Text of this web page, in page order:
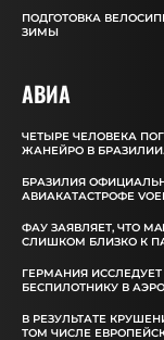
ПОДГОТОВКА
ЗИМЫ
АВИА
ЧЕТЫРЕ ЧЕЛОВЕКА
ЖАНЕЙРО В БРАЗИЛИИ.
БРАЗИЛИЯ
АВИАКАТАСТРОФЕ
ФАУ ЗАЯВЛЯЕТ, ЧТО
СЛИШКОМ БЛИЗКО К
ГЕРМАНИЯ
БЕСПИЛОТНИКУ В
В РЕЗУЛЬТАТЕ
ТОМ ЧИСЛЕ